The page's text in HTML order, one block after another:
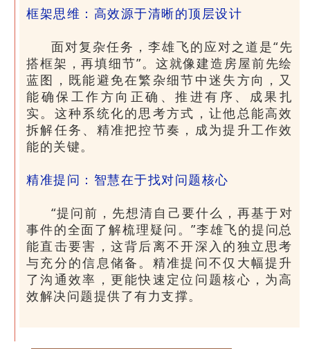
框架思维：高效源于清晰的顶层设计
面对复杂任务，李雄飞的应对之道是“先
搭框架，再填细节”。这就像建造房屋前先绘
蓝图，既能避免在繁杂细节中迷失方向，又
能确保工作方向正确、推进有序、成果扎
实。这种系统化的思考方式，让他总能高效
拆解任务、精准把控节奏，成为提升工作效
能的关键。
精准提问：智慧在于找对问题核心
“提问前，先想清自己要什么，再基于对
事件的全面了解梳理疑问。”李雄飞的提问总
能直击要害，这背后离不开深入的独立思考
与充分的信息储备。精准提问不仅大幅提升
了沟通效率，更能快速定位问题核心，为高
效解决问题提供了有力支撑。